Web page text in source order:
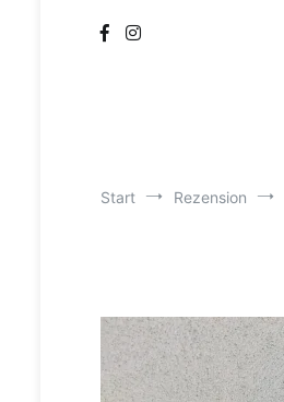
Start Rezension